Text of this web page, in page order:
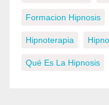
Formacion Hipnosis
Hipnoterapia
Qué Es La Hipnosis